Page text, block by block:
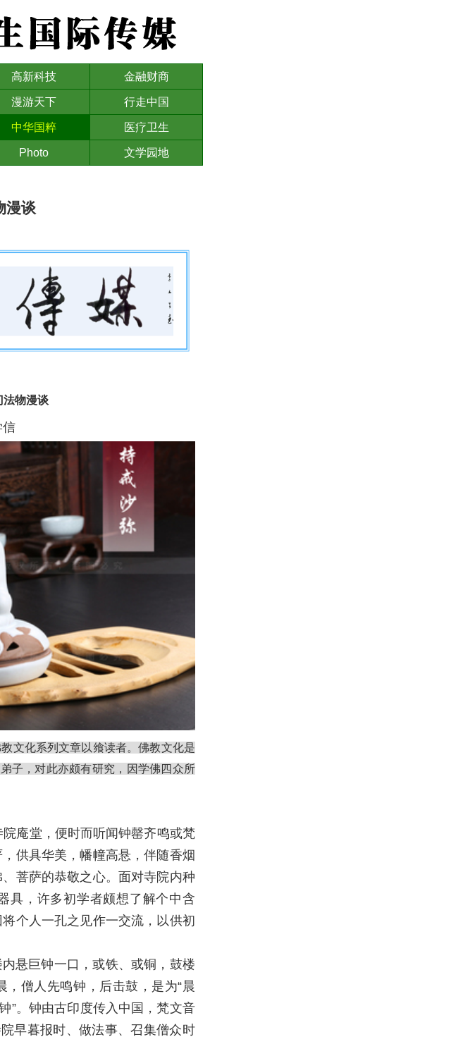
高新科技 金融财商
漫游天下 行走中国
中华国粹 医疗卫生
Photo
文学园地
漫谈
法物漫谈
信
文化系列文章以飨读者。佛教文化是
子，对此亦颇有研究，因学佛四众所
庵堂，便时而听闻钟罄齐鸣或梵
供具华美，幡幢高悬，伴随香烟
菩萨的恭敬之心。面对寺院内种
具，许多初学者颇想了解个中含
个人一孔之见作一交流，以供初
悬巨钟一口，或铁、或铜，鼓楼
僧人先鸣钟，后击鼓，是为“晨
”。钟由古印度传入中国，梵文音
早暮报时、做法事、召集僧众时